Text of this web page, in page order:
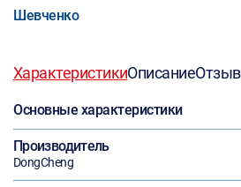
Шевченко
ХарактеристикиОписание
Основные характеристики
Производитель
DongCheng